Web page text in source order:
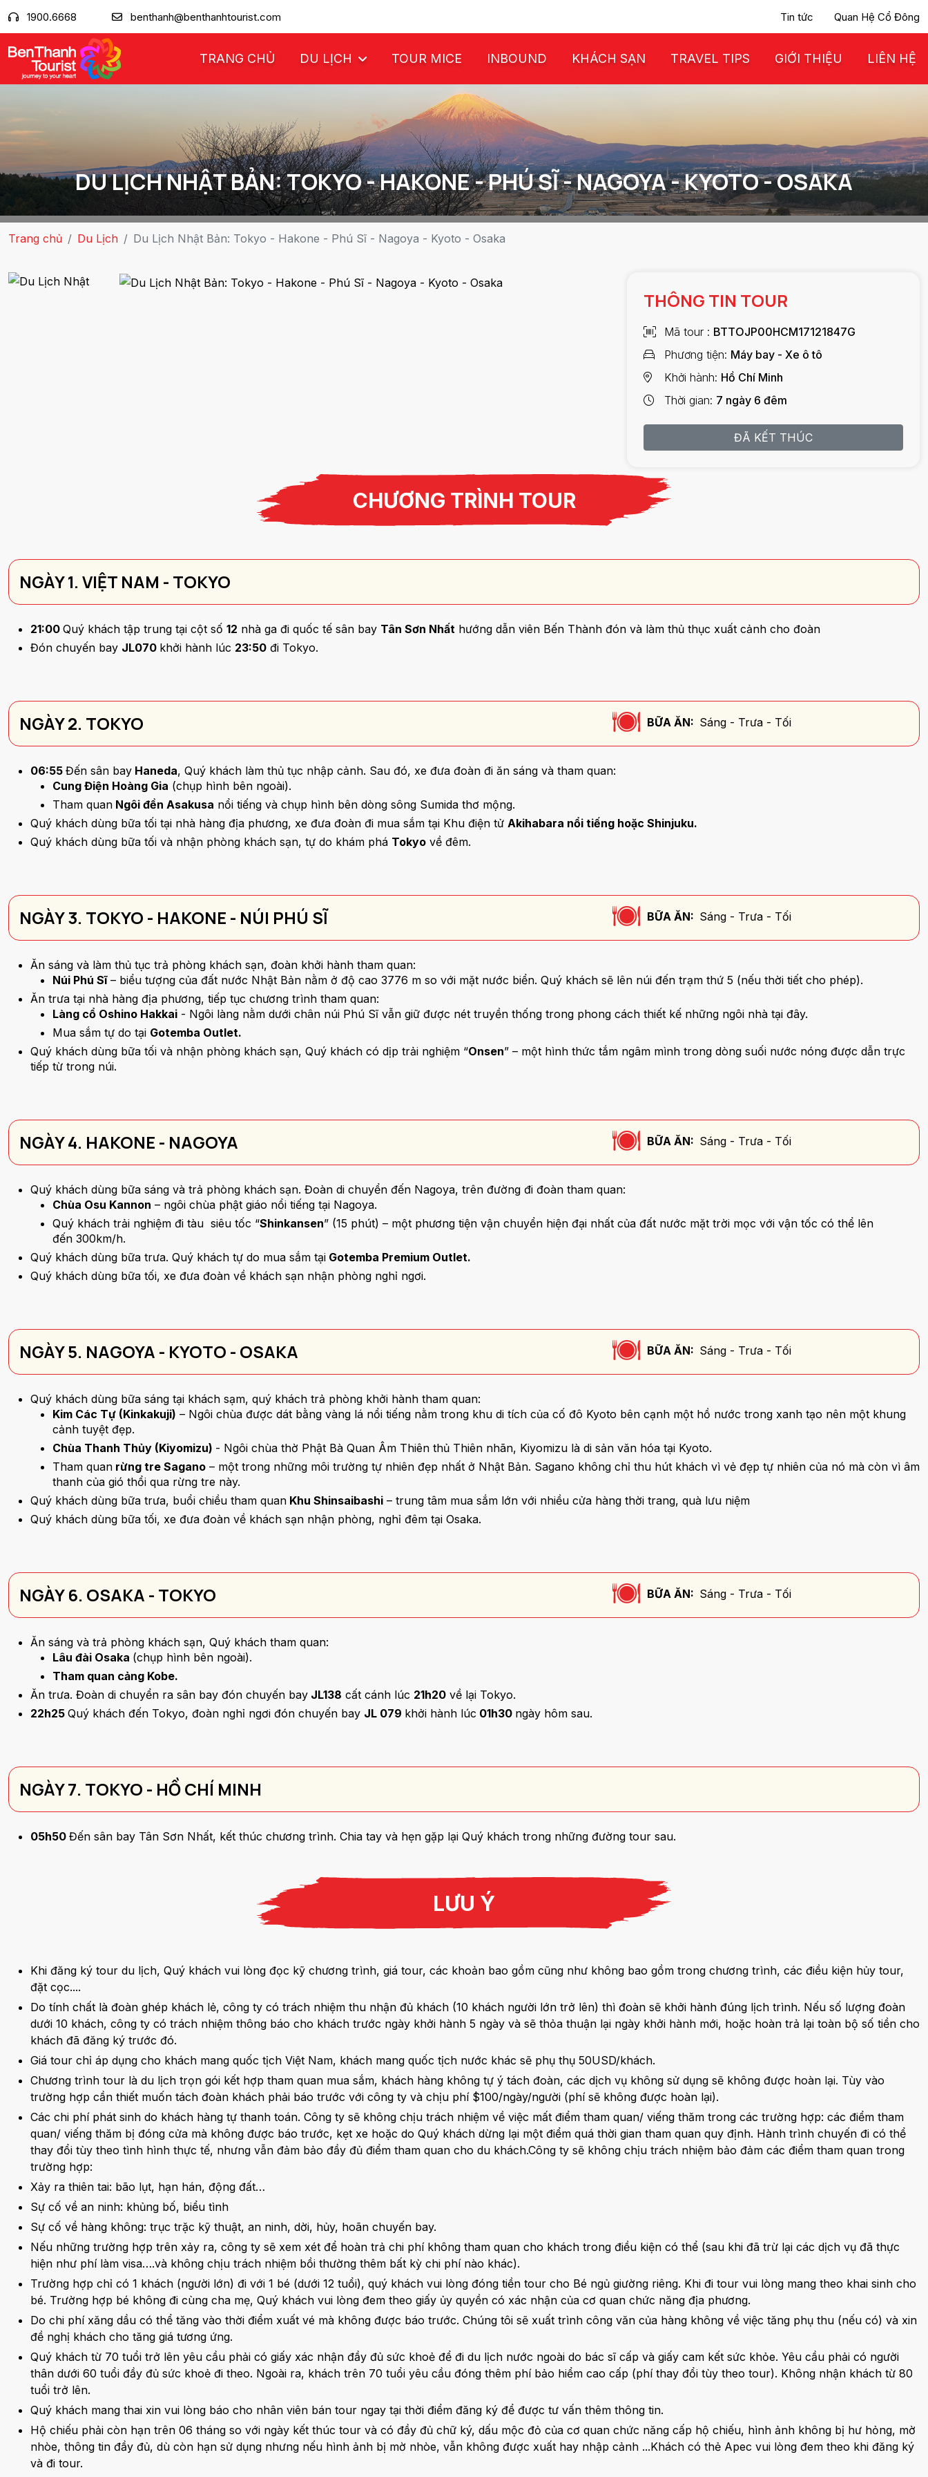
1900.6668 benthanh@benthanhtourist.com Tin tức Quan Hệ Cổ Đông
TRANG CHỦ DU LỊCH TOUR MICE INBOUND KHÁCH SẠN TRAVEL TIPS GIỚI THIỆU LIÊN HỆ
DU LỊCH NHẬT BẢN: TOKYO - HAKONE - PHÚ SĨ - NAGOYA - KYOTO - OSAKA
Trang chủ Du Lịch Du Lịch Nhật Bản: Tokyo - Hakone - Phú Sĩ - Nagoya - Kyoto - Osaka
THÔNG TIN TOUR
Mã tour
BTTOJP00HCM17121847G
Phương tiện Máy bay - Xe ô tô
Khởi hành Hồ Chí Minh
Thời gian 7 ngày 6 đêm
ĐÃ KẾT THÚC
CHƯƠNG TRÌNH TOUR
NGÀY 1. VIỆT NAM - TOKYO
21:00 Quý khách tập trung tại cột số 12 nhà ga đi quốc tế sân bay Tân Sơn Nhất hướng dẫn viên Bến Thành đón và làm thủ thục xuất cảnh cho đoàn
Đón chuyến bay JL070 khởi hành lúc 23:50 đi Tokyo.
NGÀY 2. TOKYO BỮA ĂN: Sáng - Trưa - Tối
06:55 Đến sân bay Haneda, Quý khách làm thủ tục nhập cảnh. Sau đó, xe đưa đoàn đi ăn sáng và tham quan:
Cung Điện Hoàng Gia (chụp hình bên ngoài).
Tham quan Ngôi đền Asakusa nổi tiếng và chụp hình bên dòng sông Sumida thơ mộng.
Quý khách dùng bữa tối tại nhà hàng địa phương, xe đưa đoàn đi mua sắm tại Khu điện tử Akihabara nổi tiếng hoặc Shinjuku.
Quý khách dùng bữa tối và nhận phòng khách sạn, tự do khám phá Tokyo về đêm.
NGÀY 3. TOKYO - HAKONE - NÚI PHÚ SĨ BỮA ĂN: Sáng - Trưa - Tối
Ăn sáng và làm thủ tục trả phòng khách sạn, đoàn khởi hành tham quan:
Núi Phú Sĩ– biểu tượng của đất nước Nhật Bản nằm ở độ cao 3776 m so với mặt nước biển. Quý khách sẽ lên núi đến trạm thứ 5 (nếu thời tiết cho phép).
Ăn trưa tại nhà hàng địa phương, tiếp tục chương trình tham quan:
Làng cổ Oshino Hakkai - Ngôi làng nằm dưới chân núi Phú Sĩ vẫn giữ được nét truyền thống trong phong cách thiết kế những ngôi nhà tại đây.
Mua sắm tự do tại Gotemba Outlet.
Quý khách dùng bữa tối và nhận phòng khách sạn, Quý khách có dịp trải nghiệm “Onsen” – một hình thức tắm ngâm mình trong dòng suối nước nóng được dẫn trực
tiếp từ trong núi.
NGÀY 4. HAKONE - NAGOYA BỮA ĂN: Sáng - Trưa - Tối
Quý khách dùng bữa sáng và trả phòng khách sạn. Đoàn di chuyển đến Nagoya, trên đường đi đoàn tham quan:
Chùa Osu Kannon – ngôi chùa phật giáo nổi tiếng tại Nagoya.
Quý khách trải nghiệm đi tàu siêu tốc “Shinkansen” (15 phút) – một phương tiện vận chuyển hiện đại nhất của đất nước mặt trời mọc với vận tốc có thể lên
đến 300km/h.
Quý khách dùng bữa trưa. Quý khách tự do mua sắm tại Gotemba Premium Outlet.
Quý khách dùng bữa tối, xe đưa đoàn về khách sạn nhận phòng nghỉ ngơi.
NGÀY 5. NAGOYA - KYOTO - OSAKA BỮA ĂN: Sáng - Trưa - Tối
Quý khách dùng bữa sáng tại khách sạm, quý khách trả phòng khởi hành tham quan:
Kim Các Tự (Kinkakuji) – Ngôi chùa được dát bằng vàng lá nổi tiếng nằm trong khu di tích của cố đô Kyoto bên cạnh một hồ nước trong xanh tạo nên một khung
cảnh tuyệt đẹp.
Chùa Thanh Thủy (Kiyomizu) - Ngôi chùa thờ Phật Bà Quan Âm Thiên thủ Thiên nhãn, Kiyomizu là di sản văn hóa tại Kyoto.
Tham quan rừng tre Sagano – một trong những môi trường tự nhiên đẹp nhất ở Nhật Bản. Sagano không chỉ thu hút khách vì vẻ đẹp tự nhiên của nó mà còn vì âm
thanh của gió thổi qua rừng tre này.
Quý khách dùng bữa trưa, buổi chiều tham quan Khu Shinsaibashi – trung tâm mua sắm lớn với nhiều cửa hàng thời trang, quà lưu niệm
Quý khách dùng bữa tối, xe đưa đoàn về khách sạn nhận phòng, nghỉ đêm tại Osaka.
NGÀY 6. OSAKA - TOKYO BỮA ĂN: Sáng - Trưa - Tối
Ăn sáng và trả phòng khách sạn, Quý khách tham quan:
Lâu đài Osaka (chụp hình bên ngoài).
Tham quan cảng Kobe.
Ăn trưa. Đoàn di chuyển ra sân bay đón chuyến bay JL138 cất cánh lúc 21h20 về lại Tokyo.
22h25 Quý khách đến Tokyo, đoàn nghỉ ngơi đón chuyến bay JL 079 khởi hành lúc 01h30 ngày hôm sau.
NGÀY 7. TOKYO - HỒ CHÍ MINH
05h50 Đến sân bay Tân Sơn Nhất, kết thúc chương trình. Chia tay và hẹn gặp lại Quý khách trong những đường tour sau.
LƯU Ý
Khi đăng ký tour du lịch, Quý khách vui lòng đọc kỹ chương trình, giá tour, các khoản bao gồm cũng như không bao gồm trong chương trình, các điều kiện hủy tour,
đặt cọc....
Do tính chất là đoàn ghép khách lẻ, công ty có trách nhiệm thu nhận đủ khách (10 khách người lớn trở lên) thì đoàn sẽ khởi hành đúng lịch trình. Nếu số lượng đoàn
dưới 10 khách, công ty có trách nhiệm thông báo cho khách trước ngày khởi hành 5 ngày và sẽ thỏa thuận lại ngày khởi hành mới, hoặc hoàn trả lại toàn bộ số tiền cho
khách đã đăng ký trước đó.
Giá tour chỉ áp dụng cho khách mang quốc tịch Việt Nam, khách mang quốc tịch nước khác sẽ phụ thụ 50USD/khách.
Chương trình tour là du lịch trọn gói kết hợp tham quan mua sắm, khách hàng không tự ý tách đoàn, các dịch vụ không sử dụng sẽ không được hoàn lại. Tùy vào
trường hợp cần thiết muốn tách đoàn khách phải báo trước với công ty và chịu phí $100/ngày/người (phí sẽ không được hoàn lại).
Các chi phí phát sinh do khách hàng tự thanh toán. Công ty sẽ không chịu trách nhiệm về việc mất điểm tham quan/ viếng thăm trong các trường hợp: các điểm tham
quan/ viếng thăm bị đóng cửa mà không được báo trước, kẹt xe hoặc do Quý khách dừng lại một điểm quá thời gian tham quan quy định. Hành trình chuyến đi có thể
thay đổi tùy theo tình hình thực tế, nhưng vẫn đảm bảo đầy đủ điểm tham quan cho du khách.Công ty sẽ không chịu trách nhiệm bảo đảm các điểm tham quan trong
trường hợp:
Xảy ra thiên tai: bão lụt, hạn hán, động đất…
Sự cố về an ninh: khủng bố, biểu tình
Sự cố về hàng không: trục trặc kỹ thuật, an ninh, dời, hủy, hoãn chuyến bay.
Nếu những trường hợp trên xảy ra, công ty sẽ xem xét để hoàn trả chi phí không tham quan cho khách trong điều kiện có thể (sau khi đã trừ lại các dịch vụ đã thực
hiện như phí làm visa….và không chịu trách nhiệm bồi thường thêm bất kỳ chi phí nào khác).
Trường hợp chỉ có 1 khách (người lớn) đi với 1 bé (dưới 12 tuổi), quý khách vui lòng đóng tiền tour cho Bé ngủ giường riêng. Khi đi tour vui lòng mang theo khai sinh cho
bé. Trường hợp bé không đi cùng cha mẹ, Quý khách vui lòng đem theo giấy ủy quyền có xác nhận của cơ quan chức năng địa phương.
Do chi phí xăng dầu có thể tăng vào thời điểm xuất vé mà không được báo trước. Chúng tôi sẽ xuất trình công văn của hàng không về việc tăng phụ thu (nếu có) và xin
đề nghị khách cho tăng giá tương ứng.
Quý khách từ 70 tuổi trở lên yêu cầu phải có giấy xác nhận đầy đủ sức khoẻ để đi du lịch nước ngoài do bác sĩ cấp và giấy cam kết sức khỏe. Yêu cầu phải có người
thân dưới 60 tuổi đầy đủ sức khoẻ đi theo. Ngoài ra, khách trên 70 tuổi yêu cầu đóng thêm phí bảo hiểm cao cấp (phí thay đổi tùy theo tour). Không nhận khách từ 80
tuổi trở lên.
Quý khách mang thai xin vui lòng báo cho nhân viên bán tour ngay tại thời điểm đăng ký để được tư vấn thêm thông tin.
Hộ chiếu phải còn hạn trên 06 tháng so với ngày kết thúc tour và có đầy đủ chữ ký, dấu mộc đỏ của cơ quan chức năng cấp hộ chiếu, hình ảnh không bị hư hỏng, mờ
nhòe, thông tin đầy đủ, dù còn hạn sử dụng nhưng nếu hình ảnh bị mờ nhòe, vẫn không được xuất hay nhập cảnh ...Khách có thẻ Apec vui lòng đem theo khi đăng ký
và đi tour.